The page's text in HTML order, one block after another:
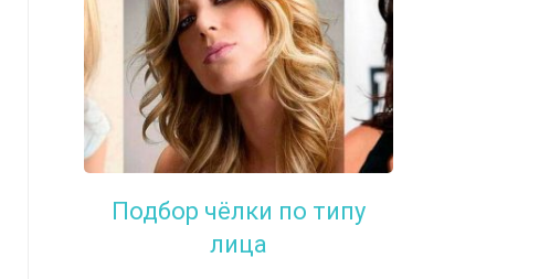
Подбор чёлки по типу
лица